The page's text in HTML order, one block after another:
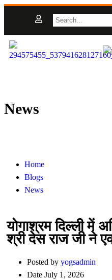
News
Home
Blogs
News
योगाश्रम दिल्ली में
श्री देस राज जी ने
Posted by yogsadmin
Date July 1, 2026